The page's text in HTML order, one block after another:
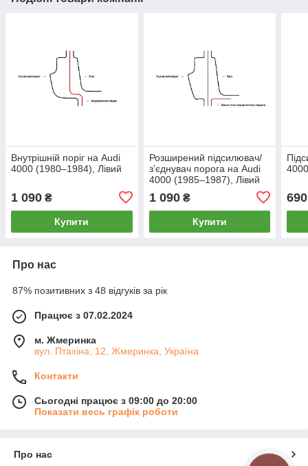
Внутрішній поріг на Audi
4000 (1980–1984), Лівий
1 090 ₴
Купити
Розширений підсилювач/
зʼєднувач порога на Audi
4000 (1985–1987), Лівий
1 090₴
Купити
690
Про нас
87% позитивних з 48 відгуків за рік
Працює з 07.02.2024
м. Жмеринка
вул. Птахіна, 12, Жмеринка, Україна
Контакти
Сьогодні працює з 09:00 до 20:00
Показати весь графік роботи
Про нас